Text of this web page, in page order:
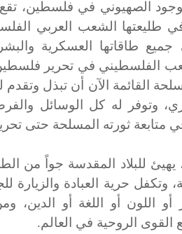
الصهيوني في فلسطين،
طليعتها الشعب العربي
طاقاتها العسكرية
الفلسطيني في تحرير
القائمة الآن أن تبذل
وتوفر له كل الوسائل
متابعة ثورته المسلحة حتى
للبلاد المقدسة جواً من
وتكفل حرية العبادة والزيارة
اللون أو اللغة أو الدين،
الروحية في العالم.